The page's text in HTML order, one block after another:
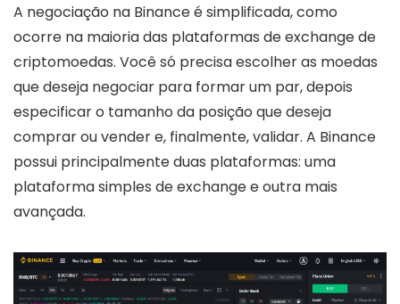
A negociação na Binance é simplificada, como
ocorre na maioria das plataformas de exchange de
criptomoedas. Você só precisa escolher as moedas
que deseja negociar para formar um par, depois
especificar o tamanho da posição que deseja
comprar ou vender e, finalmente, validar. A Binance
possui principalmente duas plataformas: uma
plataforma simples de exchange e outra mais
avançada.